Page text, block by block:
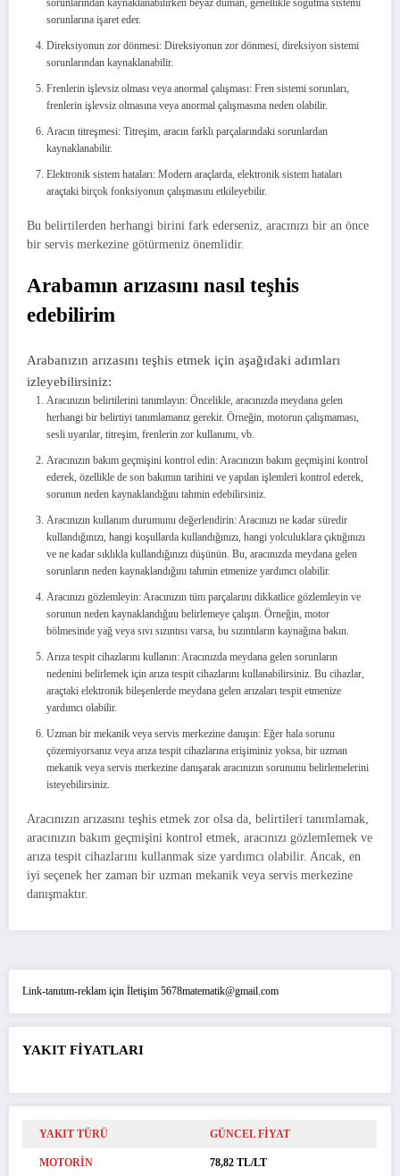
sorunlarına işaret eder.
Direksiyonun zor dönmesi: Direksiyonun zor dönmesi, direksiyon sistemi
sorunlarından kaynaklanabilir.
Frenlerin işlevsiz olması veya anormal çalışması: Fren sistemi sorunları,
frenlerin işlevsiz olmasına veya anormal çalışmasına neden olabilir.
Aracın titreşmesi: Titreşim, aracın farklı parçalarındaki sorunlardan
kaynaklanabilir.
Elektronik sistem hataları: Modern araçlarda, elektronik sistem hataları
araçtaki birçok fonksiyonun çalışmasını etkileyebilir.
Bu belirtilerden herhangi birini fark ederseniz, aracınızı bir an önce
bir servis merkezine götürmeniz önemlidir.
Arabamın arızasını nasıl teşhis
edebilirim
Arabanızın arızasını teşhis etmek için aşağıdaki adımları
izleyebilirsiniz:
Aracınızın belirtilerini tanımlayın: Öncelikle, aracınızda meydana gelen
herhangi bir belirtiyi tanımlamanız gerekir. Örneğin, motorun çalışmaması,
sesli uyarılar, titreşim, frenlerin zor kullanımı, vb.
Aracınızın bakım geçmişini kontrol edin: Aracınızın bakım geçmişini kontrol
ederek, özellikle de son bakımın tarihini ve yapılan işlemleri kontrol ederek,
sorunun neden kaynaklandığını tahmin edebilirsiniz.
Aracınızın kullanım durumunu değerlendirin: Aracınızı ne kadar süredir
kullandığınızı, hangi koşullarda kullandığınızı, hangi yolculuklara çıktığınızı
ve ne kadar sıklıkla kullandığınızı düşünün. Bu, aracınızda meydana gelen
sorunların neden kaynaklandığını tahmin etmenize yardımcı olabilir.
Aracınızı gözlemleyin: Aracınızın tüm parçalarını dikkatlice gözlemleyin ve
sorunun neden kaynaklandığını belirlemeye çalışın. Örneğin, motor
bölmesinde yağ veya sıvı sızıntısı varsa, bu sızıntıların kaynağına bakın.
Arıza tespit cihazlarını kullanın: Aracınızda meydana gelen sorunların
nedenini belirlemek için arıza tespit cihazlarını kullanabilirsiniz. Bu cihazlar,
araçtaki elektronik bileşenlerde meydana gelen arızaları tespit etmenize
yardımcı olabilir.
Uzman bir mekanik veya servis merkezine danışın: Eğer hala sorunu
çözemiyorsanız veya arıza tespit cihazlarına erişiminiz yoksa, bir uzman
mekanik veya servis merkezine danışarak aracınızın sorununu belirlemelerini
isteyebilirsiniz.
Aracınızın arızasını teşhis etmek zor olsa da, belirtileri tanımlamak,
aracınızın bakım geçmişini kontrol etmek, aracınızı gözlemlemek ve
arıza tespit cihazlarını kullanmak size yardımcı olabilir. Ancak, en
iyi seçenek her zaman bir uzman mekanik veya servis merkezine
danışmaktır.
Link-tanıtım-reklam için İletişim 5678matematik@gmail.com
YAKIT FİYATLARI
YAKIT TÜRÜ GÜNCEL FİYAT
MOTORİN 78,82 TL/LT